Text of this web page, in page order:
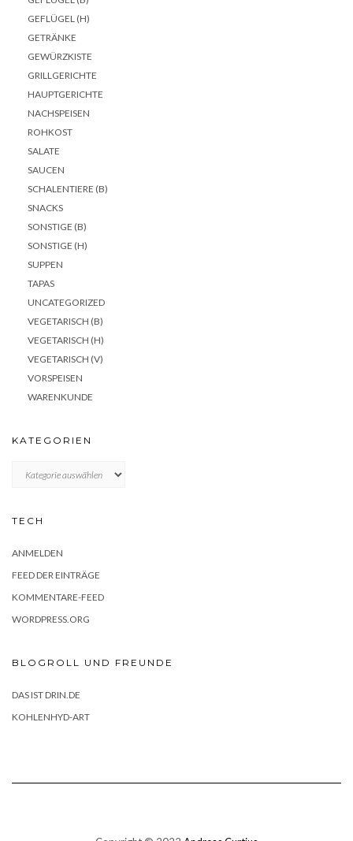
GEFLÜGEL (H)
GETRÄNKE
GEWÜRZKISTE
GRILLGERICHTE
HAUPTGERICHTE
NACHSPEISEN
ROHKOST
SALATE
SAUCEN
SCHALENTIERE (B)
SNACKS
SONSTIGE (B)
SONSTIGE (H)
SUPPEN
TAPAS
UNCATEGORIZED
VEGETARISCH (B)
VEGETARISCH (H)
VEGETARISCH (V)
VORSPEISEN
WARENKUNDE
KATEGORIEN
TECH
ANMELDEN
FEED DER EINTRÄGE
KOMMENTARE-FEED
WORDPRESS.ORG
BLOGROLL UND FREUNDE
DAS IST DRIN.DE
KOHLENHYD-ART